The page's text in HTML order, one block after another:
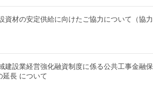
資材の安定供給に向けたご協力について（協力
建設業経営強化融資制度に係る公共工事金融保
延長 について